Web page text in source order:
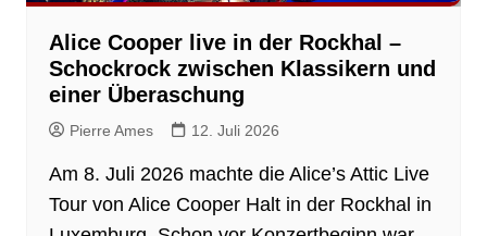
Alice Cooper live in der Rockhal –
Schockrock zwischen Klassikern und
einer Überaschung
Pierre Ames 12. Juli 2026
Am 8. Juli 2026 machte die Alice’s Attic Live
Tour von Alice Cooper Halt in der Rockhal in